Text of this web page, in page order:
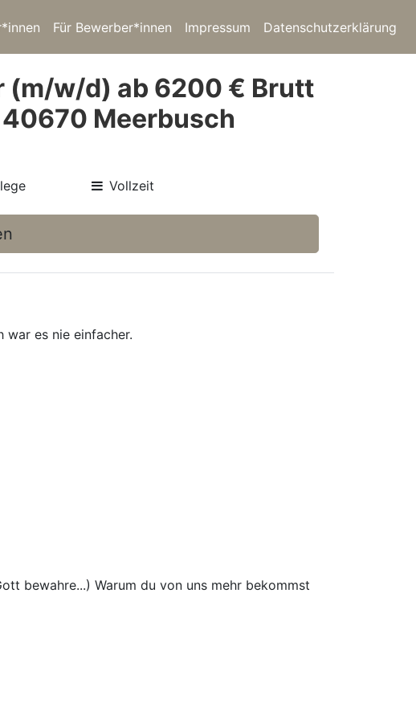
Für Bewerber*innen Impressum Datenschutzerklärung
(m/w/d) ab 6200 € Brutt
Meerbusch
Vollzeit
war es nie einfacher.
bewahre...) Warum du von uns mehr bekommst